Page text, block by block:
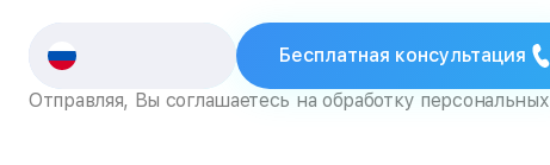
Бесплатная консультация
Отправляя, Вы соглашаетесь на обработку